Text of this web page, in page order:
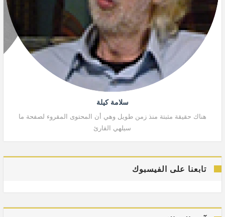
سلامة كيلة
هناك حقيقة مثبتة منذ زمن طويل وهي أن المحتوى المقروء لصفحة ما
سيلهي القارئ
تابعنا على الفيسبوك